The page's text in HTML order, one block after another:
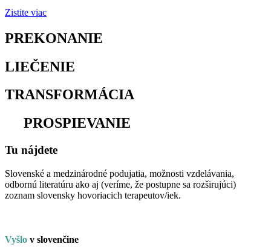
Zistite viac
PREKONANIE
LIEČENIE
TRANSFORMÁCIA
PROSPIEVANIE
Tu nájdete
Slovenské a medzinárodné podujatia, možnosti vzdelávania,
odbornú literatúru ako aj (veríme, že postupne sa rozširujúci)
zoznam slovensky hovoriacich terapeutov/iek.
Vyšlo v slovenčine